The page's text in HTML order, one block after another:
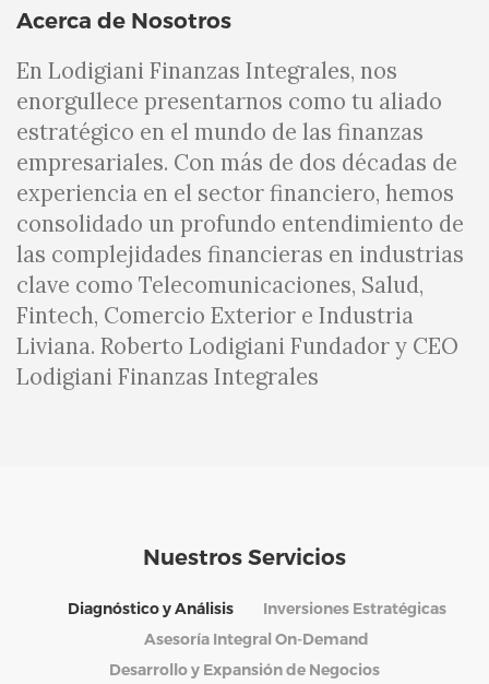
Acerca de Nosotros
En Lodigiani Finanzas Integrales, nos
enorgullece presentarnos como tu aliado
estratégico en el mundo de las finanzas
empresariales. Con más de dos décadas de
experiencia en el sector financiero, hemos
consolidado un profundo entendimiento de
las complejidades financieras en industrias
clave como Telecomunicaciones, Salud,
Fintech, Comercio Exterior e Industria
Liviana. Roberto LodigianiFundador y CEO
Lodigiani Finanzas Integrales
Nuestros Servicios
Diagnóstico y Análisis
Inversiones Estratégicas
Asesoría Integral On-Demand
Desarrollo y Expansión de Negocios